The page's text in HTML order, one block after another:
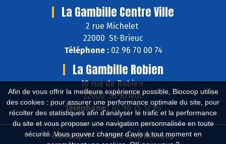
Afin de vous offrir la meilleure expérience possible, Biocoop utilise
des cookies : pour assurer une performance optimale du site, pour
récolter des statistiques afin d'analyser le trafic et la performance
du site et vous proposer une navigation personnalisée en toute
sécurité. Vous pouvez changer d'avis à tout moment en
La Gambille Centre Ville
2 rue Michelet
22000 St-Brieuc
Téléphone :02 96 70 00 74
La Gambille Robien
10 rue de Robien
22000 St-Brieuc
Téléphone :02 96 75 12 85
Biocoop.fr Le réseau Biocoop